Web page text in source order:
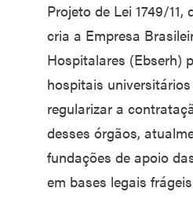
Projeto de Lei 1749/11,
cria a Empresa
Hospitalares (Ebserh)
hospitais
regularizar a
desses órgãos,
fundações de apoio
em bases legais